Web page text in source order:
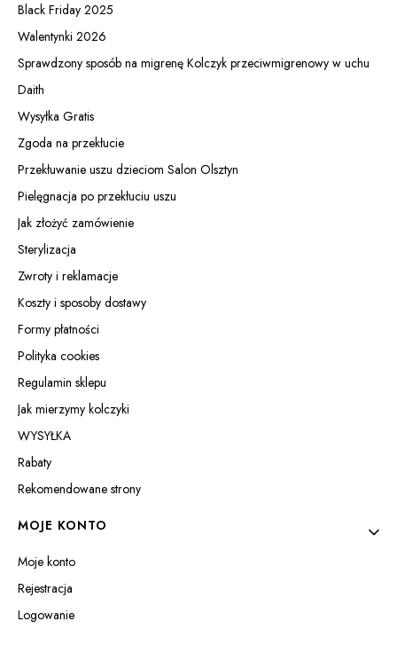
Black Friday 2025
Walentynki 2026
Sprawdzony sposób na migrenę Kolczyk przeciwmigrenowy w uchu
Daith
Wysyłka Gratis
Zgoda na przekłucie
Przekłuwanie uszu dzieciom Salon Olsztyn
Pielęgnacja po przekłuciu uszu
Jak złożyć zamówienie
Sterylizacja
Zwroty i reklamacje
Koszty i sposoby dostawy
Formy płatności
Polityka cookies
Regulamin sklepu
Jak mierzymy kolczyki
WYSYŁKA
Rabaty
Rekomendowane strony
MOJE KONTO
Moje konto
Rejestracja
Logowanie